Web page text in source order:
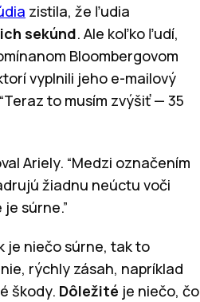
zistila, že ľudia
sekúnd. Ale koľko ľudí,
Bloombergovom
vyplnili jeho e-mailový
to musím zvýšiť — 35
Ariely. “Medzi označením
žiadnu neúctu voči
súrne.”
je niečo súrne, tak to
rýchly zásah, napríklad
škody. Dôležité je niečo, čo